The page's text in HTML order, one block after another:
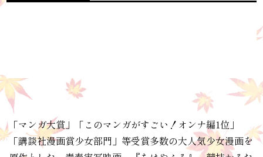
「マンガ大賞」「このマンガがすごい！オンナ編1位」
「講談社漫画賞少女部門」等受賞多数の大人気少女漫画を